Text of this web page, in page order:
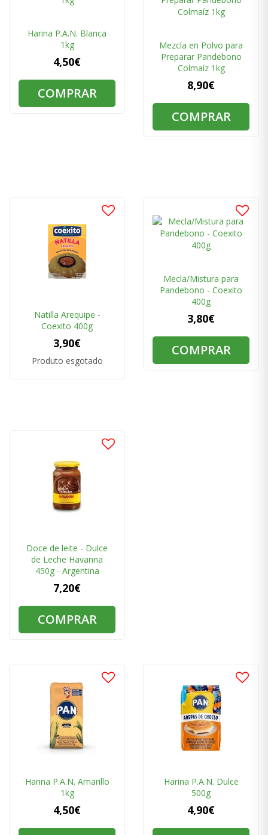
Harina P.A.N. Blanca
1kg
4,50€
COMPRAR
Mezcla en Polvo para
Preparar Pandebono
Colmaíz 1kg
8,90€
COMPRAR
Natilla Arequipe -
Coexito 400g
3,90€
Produto esgotado
Mecla/Mistura para
Pandebono - Coexito
400g
3,80€
COMPRAR
Doce de leite - Dulce
de Leche Havanna
450g - Argentina
7,20€
COMPRAR
Harina P.A.N. Amarillo
1kg
4,50€
Harina P.A.N. Dulce
500g
4,90€